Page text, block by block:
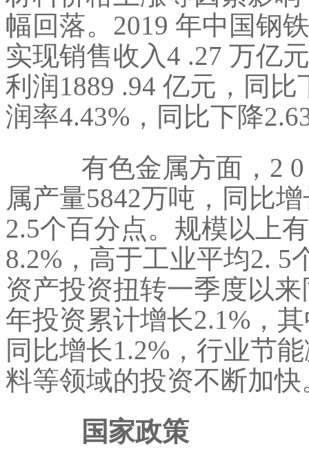
幅回落。2019 年中国钢
实现销售收入4 .27 万亿
利润1889 .94 亿元，同
润率4.43%，同比下降
有色金属方面，2 0
属产量5842万吨，同比
2.5个百分点。规模以上
8.2%，高于工业平均2. 5
资产投资扭转一季度以
年投资累计增长2.1%，
同比增长1.2%，行业节
料等领域的投资不断加快
国家政策